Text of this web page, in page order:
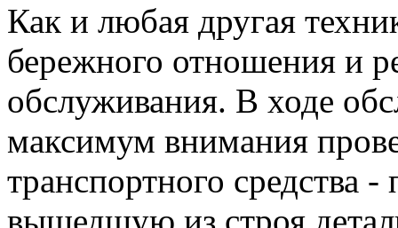
Как и любая другая
бережного отношения и
обслуживания. В ходе
максимум внимания
транспортного средства
вышедшую из строя